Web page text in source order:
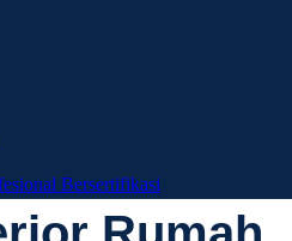
Bersertifikasi